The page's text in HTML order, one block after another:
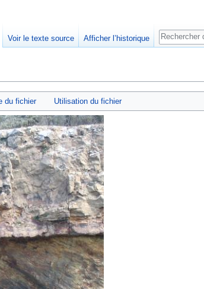
du fichier Utilisation du fichier
Voir le texte source Afficher l’historique